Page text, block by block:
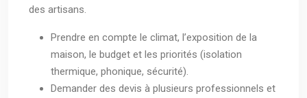
des artisans.
Prendre en compte le climat, l’exposition de la
maison, le budget et les priorités (isolation
thermique, phonique, sécurité).
Demander des devis à plusieurs professionnels et